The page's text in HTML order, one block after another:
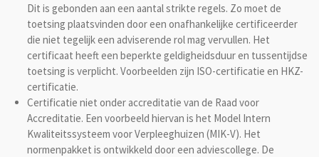
Dit is gebonden aan een aantal strikte regels. Zo moet de
toetsing plaatsvinden door een onafhankelijke certificeerder
die niet tegelijk een adviserende rol mag vervullen. Het
certificaat heeft een beperkte geldigheidsduur en tussentijdse
toetsing is verplicht. Voorbeelden zijn ISO-certificatie en HKZ-
certificatie.
Certificatie niet onder accreditatie van de Raad voor
Accreditatie. Een voorbeeld hiervan is het Model Intern
Kwaliteitssysteem voor Verpleeghuizen (MIK-V). Het
normenpakket is ontwikkeld door een adviescollege. De